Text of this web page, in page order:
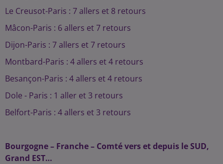
Le Creusot-Paris : 7 allers et 8 retours
Mâcon-Paris : 6 allers et 7 retours
Dijon-Paris : 7 allers et 7 retours
Montbard-Paris : 4 allers et 4 retours
Besançon-Paris : 4 allers et 4 retours
Dole - Paris : 1 aller et 3 retours
Belfort-Paris : 4 allers et 3 retours
Bourgogne – Franche – Comté vers et depuis le SUD,
Grand EST…